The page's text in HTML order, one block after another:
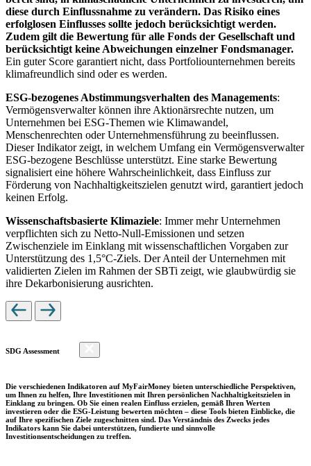
diese durch Einflussnahme zu verändern. Das Risiko eines
erfolglosen Einflusses sollte jedoch berücksichtigt werden.
Zudem gilt die Bewertung für alle Fonds der Gesellschaft und
berücksichtigt keine Abweichungen einzelner Fondsmanager.
Ein guter Score garantiert nicht, dass Portfoliounternehmen bereits
klimafreundlich sind oder es werden.
ESG-bezogenes Abstimmungsverhalten des Managements:
Vermögensverwalter können ihre Aktionärsrechte nutzen, um
Unternehmen bei ESG-Themen wie Klimawandel,
Menschenrechten oder Unternehmensführung zu beeinflussen.
Dieser Indikator zeigt, in welchem Umfang ein Vermögensverwalter
ESG-bezogene Beschlüsse unterstützt. Eine starke Bewertung
signalisiert eine höhere Wahrscheinlichkeit, dass Einfluss zur
Förderung von Nachhaltigkeitszielen genutzt wird, garantiert jedoch
keinen Erfolg.
Wissenschaftsbasierte Klimaziele: Immer mehr Unternehmen
verpflichten sich zu Netto-Null-Emissionen und setzen
Zwischenziele im Einklang mit wissenschaftlichen Vorgaben zur
Unterstützung des 1,5°C-Ziels. Der Anteil der Unternehmen mit
validierten Zielen im Rahmen der SBTi zeigt, wie glaubwürdig sie
ihre Dekarbonisierung ausrichten.
SDG Assessment
Die verschiedenen Indikatoren auf MyFairMoney bieten unterschiedliche Perspektiven,
um Ihnen zu helfen, Ihre Investitionen mit Ihren persönlichen Nachhaltigkeitszielen in
Einklang zu bringen. Ob Sie einen realen Einfluss erzielen, gemäß Ihren Werten
investieren oder die ESG-Leistung bewerten möchten – diese Tools bieten Einblicke, die
auf Ihre spezifischen Ziele zugeschnitten sind. Das Verständnis des Zwecks jedes
Indikators kann Sie dabei unterstützen, fundierte und sinnvolle
Investitionsentscheidungen zu treffen.